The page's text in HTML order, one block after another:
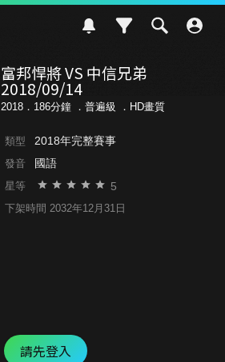
富邦悍將 VS 中信兄弟
2018/09/14
2018．186分鐘 ． 普遍級 ．HD畫質
類型 2018年完整賽事
發音 國語
星等 5
下架時間 2032年12月31日
請先登入